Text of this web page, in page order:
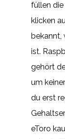
füllen
klicken
bekannt,
ist.
gehört
um
du erst
eToro